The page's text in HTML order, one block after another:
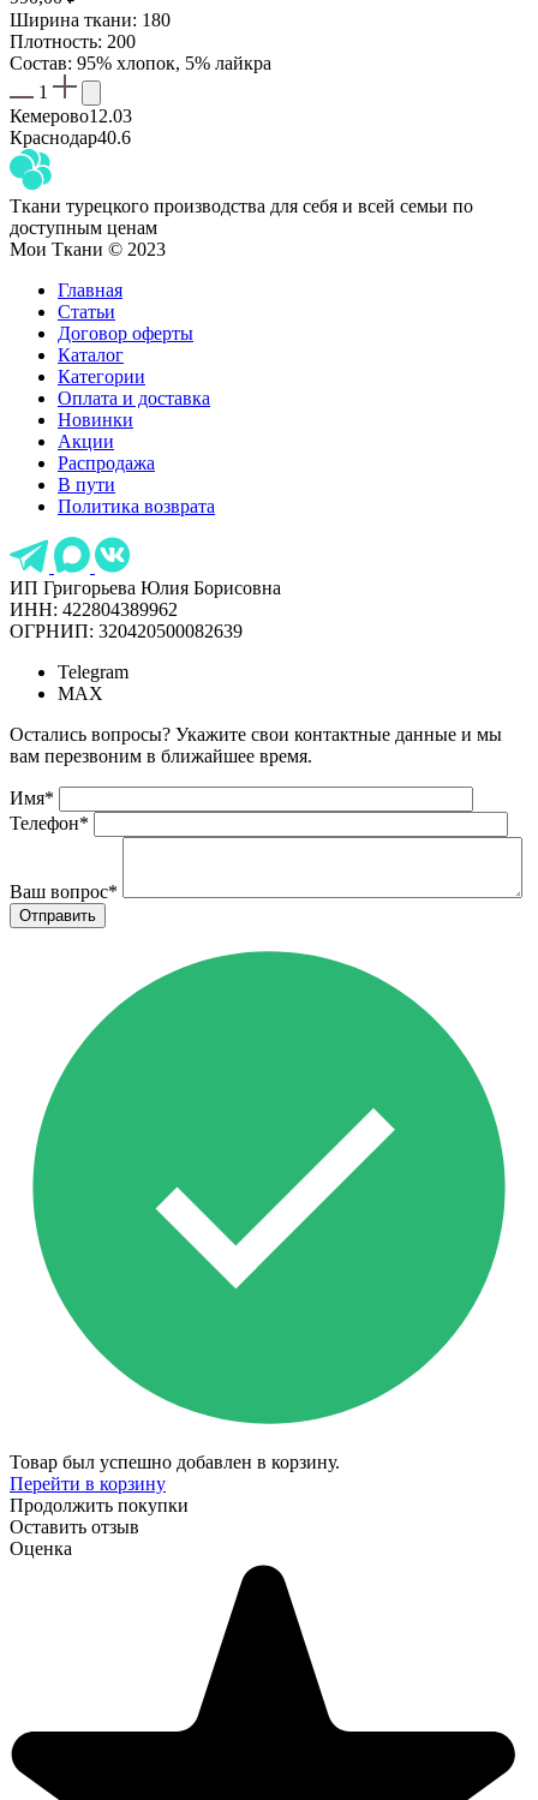
Ширина ткани: 180
Плотность: 200
Состав: 95% хлопок, 5% лайкра
1
Кемерово12.03
Краснодар40.6
Ткани турецкого производства для себя и всей семьи по
доступным ценам
Мои Ткани © 2023
Главная
Статьи
Договор оферты
Каталог
Категории
Оплата и доставка
Новинки
Акции
Распродажа
В пути
Политика возврата
ИП Григорьева Юлия Борисовна
ИНН: 422804389962
ОГРНИП: 320420500082639
Telegram
MAX
Остались вопросы? Укажите свои контактные данные и мы
вам перезвоним в ближайшее время.
Имя*
Телефон*
Ваш вопрос*
Товар был успешно добавлен в корзину.
Перейти в корзину
Продолжить покупки
Оставить отзыв
Оценка